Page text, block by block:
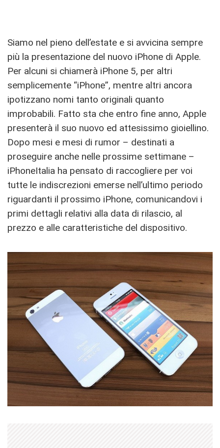
Siamo nel pieno dell’estate e si avvicina sempre
più la presentazione del nuovo iPhone di Apple.
Per alcuni si chiamerà iPhone 5, per altri
semplicemente “iPhone”, mentre altri ancora
ipotizzano nomi tanto originali quanto
improbabili. Fatto sta che entro fine anno, Apple
presenterà il suo nuovo ed attesissimo gioiellino.
Dopo mesi e mesi di rumor – destinati a
proseguire anche nelle prossime settimane –
iPhoneItalia ha pensato di raccogliere per voi
tutte le indiscrezioni emerse nell’ultimo periodo
riguardanti il prossimo iPhone, comunicandovi i
primi dettagli relativi alla data di rilascio, al
prezzo e alle caratteristiche del dispositivo.